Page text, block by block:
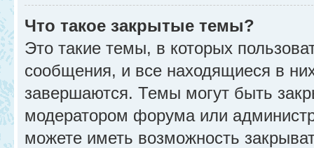
Что такое закрытые темы?
Это такие темы, в которых
сообщения, и все находящиеся в
завершаются. Темы могут быть
модератором форума или
можете иметь возможность